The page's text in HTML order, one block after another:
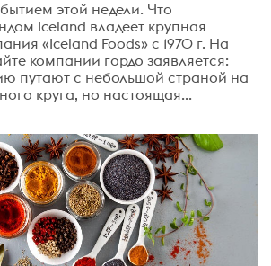
этой недели. Что
Iceland владеет крупная
«Iceland Foods» с 1970 г. На
компании гордо заявляется:
путают с небольшой страной на
круга, но настоящая...